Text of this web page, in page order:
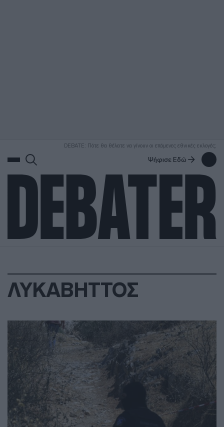
DEBATE: Πότε θα θέλατε να γίνουν οι επόμενες εθνικές εκλογές;
Ψήφισε Εδώ
ΛΥΚΑΒΗΤΤΟΣ